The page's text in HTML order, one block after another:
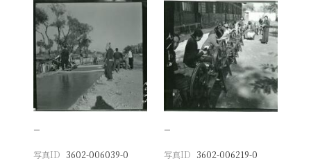
−
写真ID 3602-006039-0
−
写真ID 3602-006219-0